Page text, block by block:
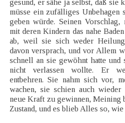
gesund, er sähe ja selbst, daß sie
müsse ein zufälliges Unbehagen
geben würde. Seinen
mit deren Kindern das nahe
ab, weil sie sich weder
davon versprach, und vor Allem
schnell an sie gewöhnt hatte
nicht verlassen wollte. Er
entbehren. Sie nahm sich vor,
wachen, sie schien auch
neue Kraft zu gewinnen, Meining
Zustand, und es blieb Alles so, wie